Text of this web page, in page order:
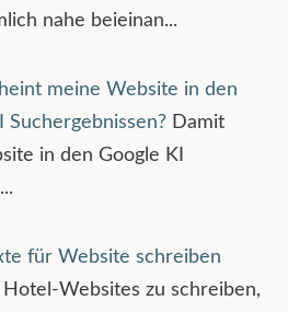
nahe beieinan...
meine Website in den
Suchergebnissen? Damit
in den Google KI
für Website schreiben
Hotel-Websites zu schreiben,